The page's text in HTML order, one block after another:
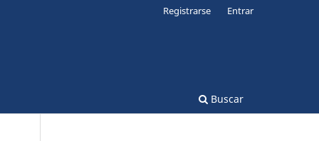
Buscar
Registrarse Entrar